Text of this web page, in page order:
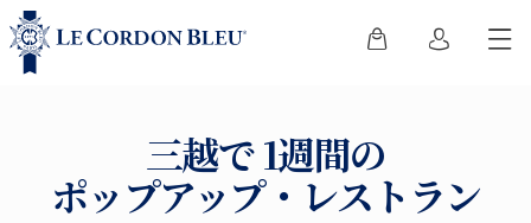
三越で 1週間の
ポップアップ・レストラン